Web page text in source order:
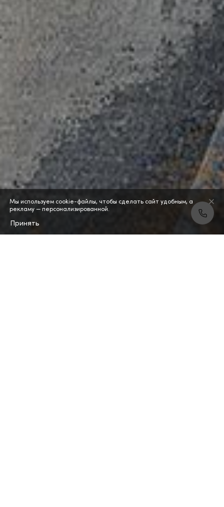
Мы используем cookie-файлы, чтобы сделать сайт удобным, а
рекламу — персонализированной.
Принять